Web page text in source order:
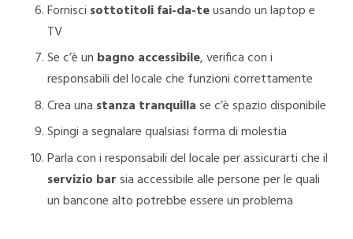
Fornisci sottotitoli fai-da-teusando un laptop e
TV
Se c’è un bagno accessibile, verifica con i
responsabili del locale che funzioni correttamente
Crea una stanza tranquillase c’è spazio disponibile
Spingi a segnalare qualsiasi forma di molestia
Parla con i responsabili del locale per assicurarti che il
servizio barsia accessibile alle persone per le quali
un bancone alto potrebbe essere un problema